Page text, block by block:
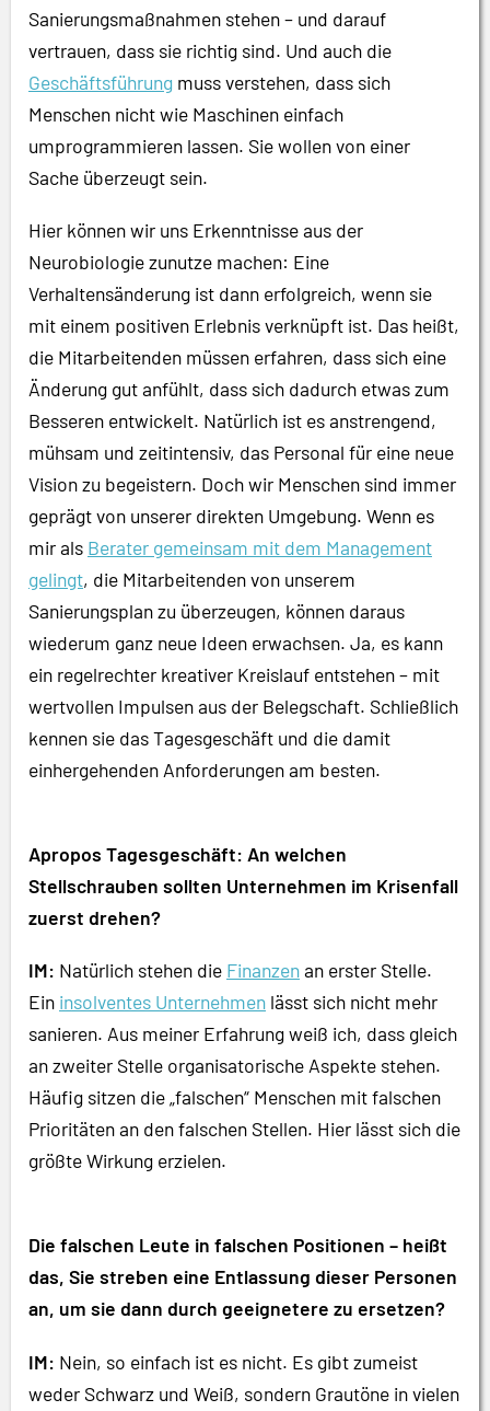
Sanierungsmaßnahmen stehen – und darauf
vertrauen, dass sie richtig sind. Und auch die
Geschäftsführung muss verstehen, dass sich
Menschen nicht wie Maschinen einfach
umprogrammieren lassen. Sie wollen von einer
Sache überzeugt sein.
Hier können wir uns Erkenntnisse aus der
Neurobiologie zunutze machen: Eine
Verhaltensänderung ist dann erfolgreich, wenn sie
mit einem positiven Erlebnis verknüpft ist. Das heißt,
die Mitarbeitenden müssen erfahren, dass sich eine
Änderung gut anfühlt, dass sich dadurch etwas zum
Besseren entwickelt. Natürlich ist es anstrengend,
mühsam und zeitintensiv, das Personal für eine neue
Vision zu begeistern. Doch wir Menschen sind immer
geprägt von unserer direkten Umgebung. Wenn es
mir als Berater gemeinsam mit dem Management
gelingt, die Mitarbeitenden von unserem
Sanierungsplan zu überzeugen, können daraus
wiederum ganz neue Ideen erwachsen. Ja, es kann
ein regelrechter kreativer Kreislauf entstehen – mit
wertvollen Impulsen aus der Belegschaft. Schließlich
kennen sie das Tagesgeschäft und die damit
einhergehenden Anforderungen am besten.
Apropos Tagesgeschäft: An welchen
Stellschrauben sollten Unternehmen im Krisenfall
zuerst drehen?
IM: Natürlich stehen die Finanzenan erster Stelle.
Ein insolventes Unternehmen lässt sich nicht mehr
sanieren. Aus meiner Erfahrung weiß ich, dass gleich
an zweiter Stelle organisatorische Aspekte stehen.
Häufig sitzen die „falschen“ Menschen mit falschen
Prioritäten an den falschen Stellen. Hier lässt sich die
größte Wirkung erzielen.
Die falschen Leute in falschen Positionen – heißt
das, Sie streben eine Entlassung dieser Personen
an, um sie dann durch geeignetere zu ersetzen?
IM: Nein, so einfach ist es nicht. Es gibt zumeist
weder Schwarz und Weiß, sondern Grautöne in vielen